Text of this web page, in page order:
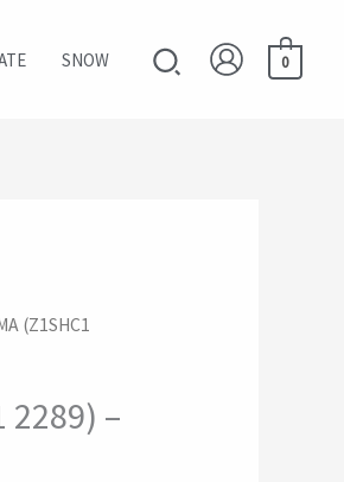
SNOW Buscar 0
(Z1SHC1
2289) –